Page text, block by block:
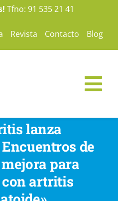
Tfno: 91 535 21 41
Revista Contacto Blog
lanza
de
para
con artritis